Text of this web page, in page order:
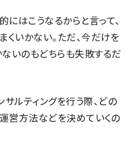
にはこうなるからと言って、
いかない。ただ、今だけを
いのもどちらも失敗するだ
ルティングを行う際、どの
営方法などを決めていくの